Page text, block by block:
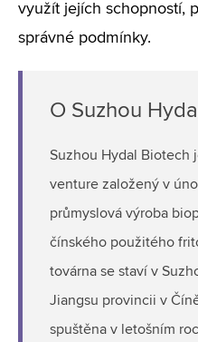
využít jejích schopností,
správné podmínky.
O Suzhou
Suzhou Hydal Biotech
venture založený v
průmyslová výroba
čínského použitého
továrna se staví v
Jiangsu provincii v
spuštěna v letošním